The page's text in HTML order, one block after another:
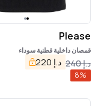
Please
قمصان داخلية قطنية سوداء
د.إ240 د.إ 220
8%